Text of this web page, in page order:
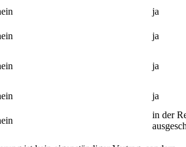
ja
ja
ja
ja
in der